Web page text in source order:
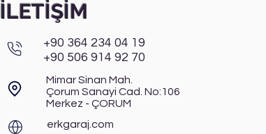
İLETİŞİM
+90 364 234 04 19
+90 506 914 92 70
Mimar Sinan Mah.
Çorum Sanayi Cad. No:106
Merkez - ÇORUM
erkgaraj.com